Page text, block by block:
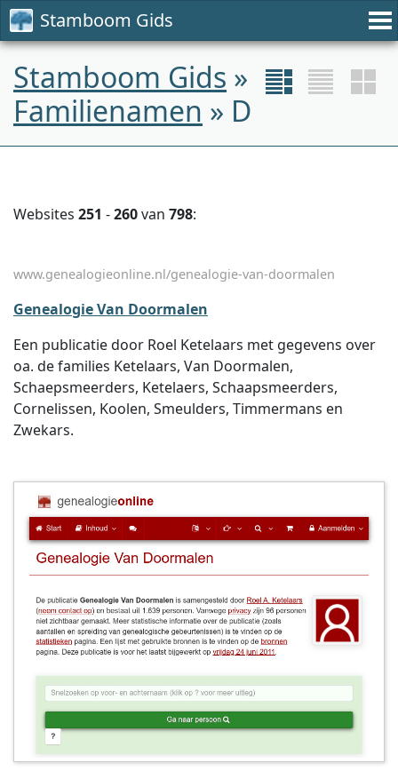
Stamboom Gids
Stamboom Gids »
Familienamen » D
Websites 251 -260van 798:
www.genealogieonline.nl/genealogie-van-doormalen
Genealogie Van Doormalen
Een publicatie door Roel Ketelaars met gegevens over
oa. de families Ketelaars, Van Doormalen,
Schaepsmeerders, Ketelaers, Schaapsmeerders,
Cornelissen, Koolen, Smeulders, Timmermans en
Zwekars.